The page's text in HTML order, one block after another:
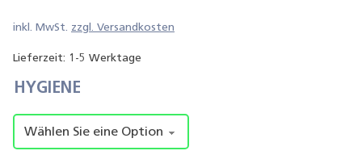
inkl. MwSt. zzgl. Versandkosten
Lieferzeit: 1-5 Werktage
HYGIENE